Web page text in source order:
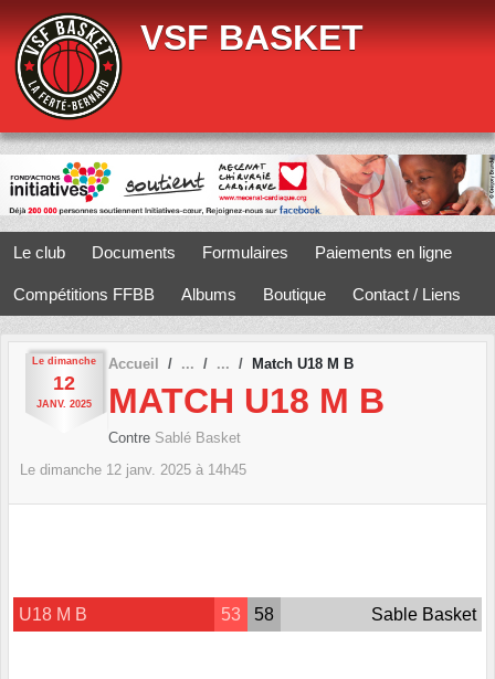
VSF BASKET
Le club Documents Formulaires Paiements en ligne
Compétitions FFBB Albums Boutique Contact / Liens
Le dimanche
12
JANV. 2025
Accueil Match U18 M B
MATCH U18 M B
Contre Sablé Basket
Le dimanche 12 janv. 2025 à 14h45
U18 M B 53 58 Sable Basket
Panneau de gestion des cookies